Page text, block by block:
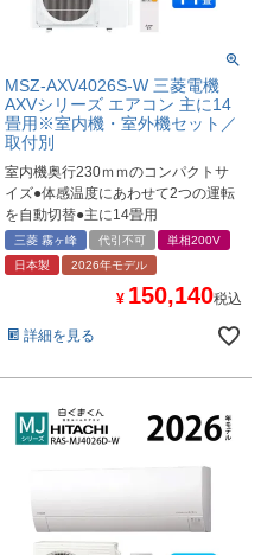
MSZ-AXV4026S-W 三菱電機
AXVシリーズ エアコン 主に14
畳用※室内機・室外機セット／
取付別
室内機奥行230ｍｍのコンパクトサ
イズ●体感温度にあわせて2つの運転
を自動切替●主に14畳用
三菱 霧ヶ峰 代引不可
単相200V
日本製
2026年モデル
¥ 150,140税込
詳細を見る